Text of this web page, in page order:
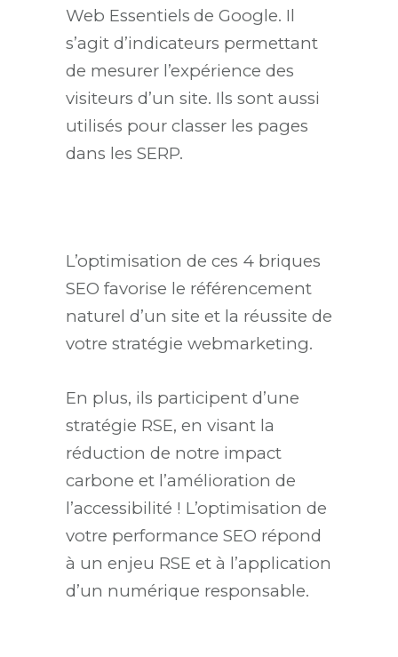
Web Essentiels de Google. Il
s’agit d’indicateurs permettant
de mesurer l’expérience des
visiteurs d’un site. Ils sont aussi
utilisés pour classer les pages
dans les SERP.
L’optimisation de ces 4 briques
SEO favorise le référencement
naturel d’un site et la réussite de
votre stratégie webmarketing.
En plus, ils participent d’une
stratégie RSE, en visant la
réduction de notre impact
carbone et l’amélioration de
l’accessibilité ! L’optimisation de
votre performance SEO répond
à un enjeu RSE et à l’application
d’un numérique responsable.